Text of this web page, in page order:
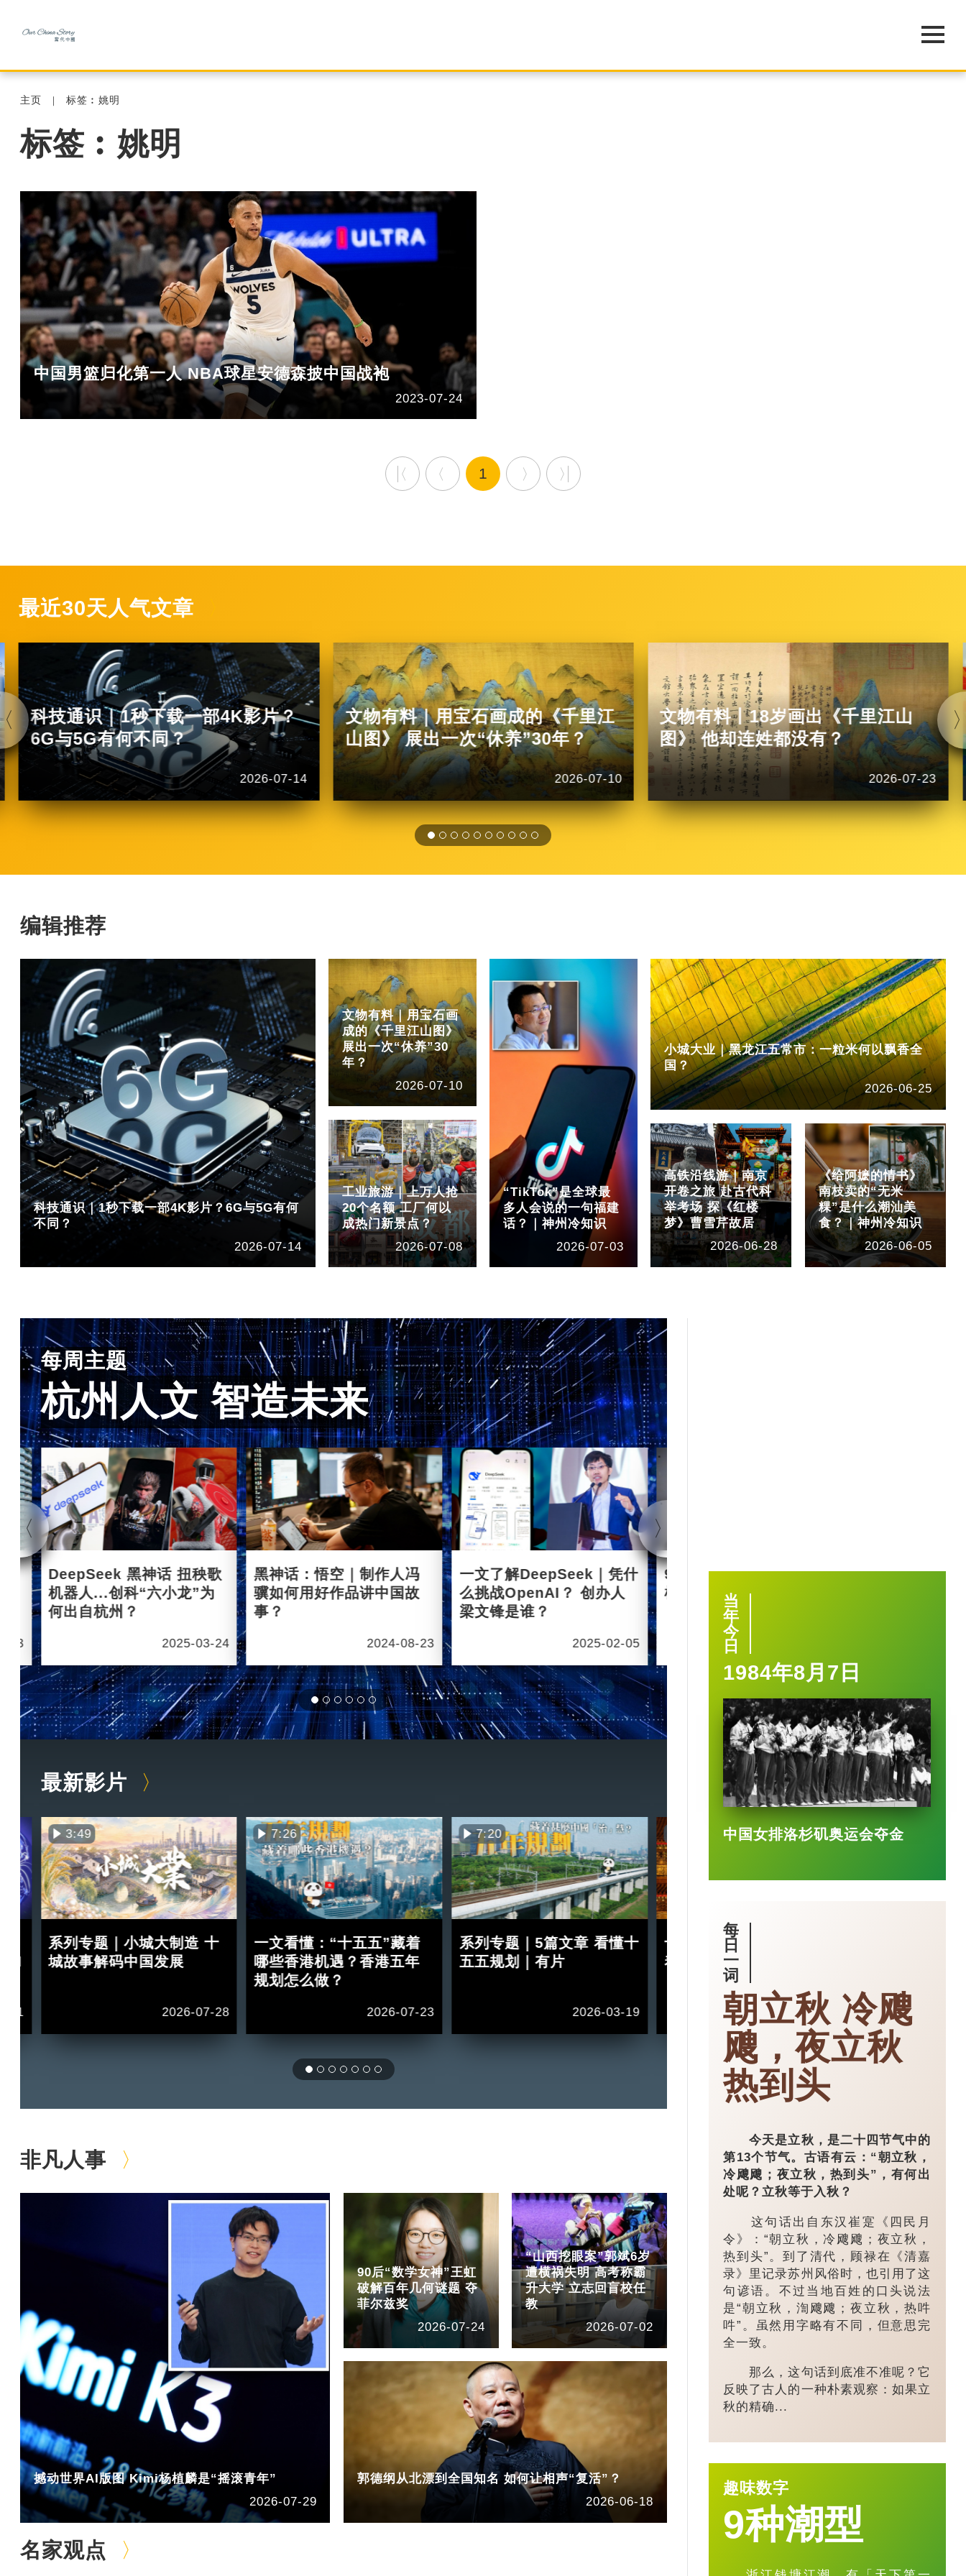
主页 标签︰姚明
标签︰姚明
中国男篮归化第一人 NBA球星安德森披中国战袍
2023-07-24
1
最近30天人气文章
科技通识｜1秒下载一部4K影片？
6G与5G有何不同？
2026-07-14
文物有料｜用宝石画成的《千里江
山图》 展出一次“休养”30年？
2026-07-10
文物有料丨18岁画出《千里江山
图》 他却连姓都没有？
2026-07-23
编辑推荐
科技通识｜1秒下载一部4K影片？6G与5G有何
不同？
2026-07-14
文物有料｜用宝石画
成的《千里江山图》
展出一次“休养”30
年？
2026-07-10
工业旅游｜上万人抢
20个名额 工厂何以
成热门新景点？
2026-07-08
“TikTok”是全球最
多人会说的一句福建
话？｜神州冷知识
2026-07-03
小城大业｜黑龙江五常市：一粒米何以飘香全
国？
2026-06-25
高铁沿线游｜南京
开卷之旅 赴古代科
举考场 探《红楼
梦》曹雪芹故居
2026-06-28
《给阿嬷的情书》
南枝卖的“无米
粿”是什么潮汕美
食？｜神州冷知识
2026-06-05
每周主题
杭州人文 智造未来
03
DeepSeek 黑神话 扭秧歌
机器人...创科“六小龙”为
何出自杭州？
2025-03-24
黑神话：悟空｜制作人冯
骥如何用好作品讲中国故
事？
2024-08-23
一文了解DeepSeek｜凭什
么挑战OpenAI？ 创办人
梁文锋是谁？
2025-02-05
90后王兴兴 “英语学渣”是
机械人天才
智慧城市｜杭
最新影片
II
11
3:49
系列专题｜小城大制造 十
城故事解码中国发展
2026-07-28
7:26
一文看懂：“十五五”藏着
哪些香港机遇？香港五年
规划怎么做？
2026-07-23
7:20
系列专题｜5篇文章 看懂十
五五规划｜有片
2026-03-19
十五五规划｜五年规划 藏
着什么中国“治”慧？
2026-03-18
3:49
非凡人事
撼动世界AI版图 Kimi杨植麟是“摇滚青年”
2026-07-29
90后“数学女神”王虹
破解百年几何谜题 夺
菲尔兹奖
2026-07-24
“山西挖眼案”郭斌6岁
遭横祸失明 高考称霸
升大学 立志回盲校任
教
2026-07-02
郭德纲从北漂到全国知名 如何让相声“复活”？
2026-06-18
名家观点
当
年
今
日
1984年8月7日
中国女排洛杉矶奥运会夺金
每
日
一
词
朝立秋 冷飕
飕，夜立秋
热到头
今天是立秋，是二十四节气中的
第13个节气。古语有云：“朝立秋，
冷飕飕；夜立秋，热到头”，有何出
处呢？立秋等于入秋？
这句话出自东汉崔寔《四民月
令》：“朝立秋，冷飕飕；夜立秋，
热到头”。到了清代，顾禄在《清嘉
录》里记录苏州风俗时，也引用了这
句谚语。不过当地百姓的口头说法
是“朝立秋，渹飕飕；夜立秋，热吽
吽”。虽然用字略有不同，但意思完
全一致。
那么，这句话到底准不准呢？它
反映了古人的一种朴素观察：如果立
秋的精确...
趣味数字
9种潮型